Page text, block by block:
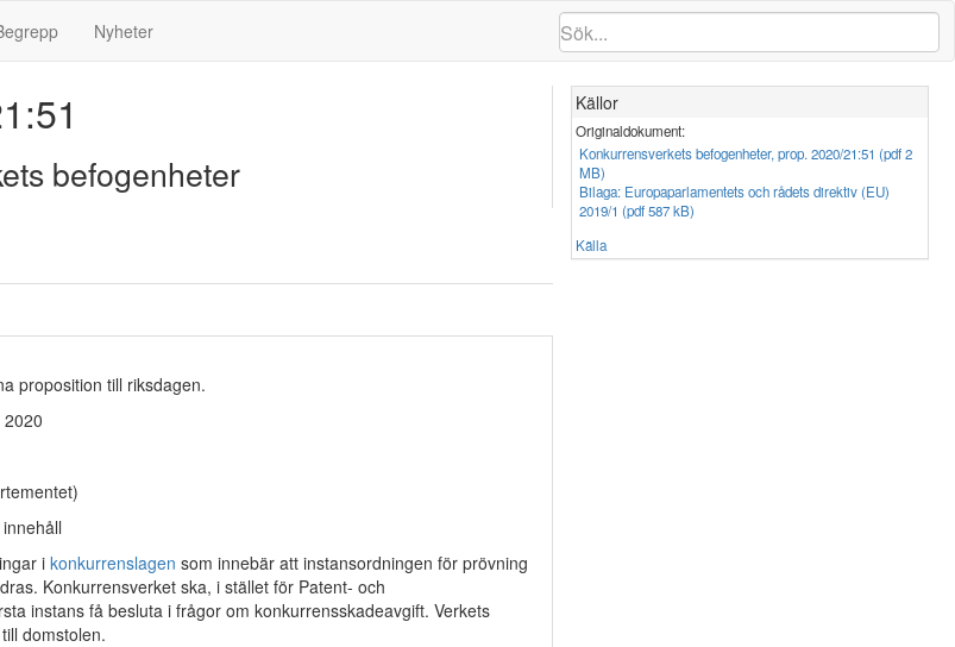
Nyheter
befogenheter
Källor
Originaldokument:
Konkurrensverkets befogenheter, prop. 2020/21:51 (pdf 2
MB)
Bilaga: Europaparlamentets och rådets direktiv (EU)
2019/1 (pdf 587 kB)
Källa
proposition till riksdagen.
ikonkurrenslagen som innebär att instansordningen för prövning
Konkurrensverket ska, i stället för Patent- och
instans få besluta i frågor om konkurrensskadeavgift. Verkets
domstolen.